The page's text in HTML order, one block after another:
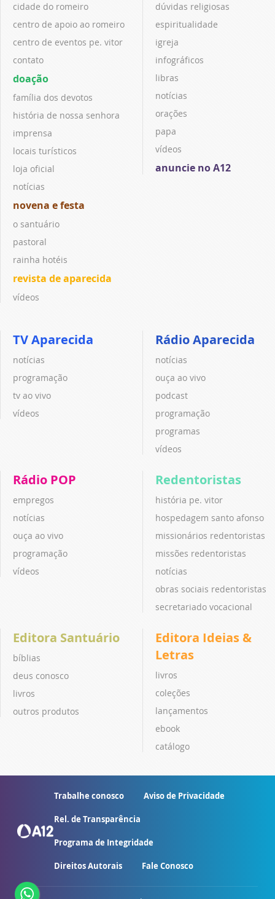
cidade do romeiro
centro de apoio ao romeiro
centro de eventos pe. vitor
contato
doação
família dos devotos
história de nossa senhora
imprensa
locais turísticos
loja oficial
notícias
novena e festa
o santuário
pastoral
rainha hotéis
revista de aparecida
vídeos
dúvidas religiosas
espiritualidade
igreja
infográficos
libras
notícias
orações
papa
vídeos
anuncie no A12
TV Aparecida
notícias
programação
tv ao vivo
vídeos
Rádio Aparecida
notícias
ouça ao vivo
podcast
programação
programas
vídeos
Rádio POP
empregos
notícias
ouça ao vivo
programação
vídeos
Redentoristas
história pe. vitor
hospedagem santo afonso
missionários redentoristas
missões redentoristas
notícias
obras sociais redentoristas
secretariado vocacional
Editora Santuário
bíblias
deus conosco
livros
outros produtos
Editora Ideias &
Letras
livros
coleções
lançamentos
ebook
catálogo
Trabalhe conosco Aviso de Privacidade
Rel. de Transparência
Programa de Integridade
Direitos Autorais Fale Conosco